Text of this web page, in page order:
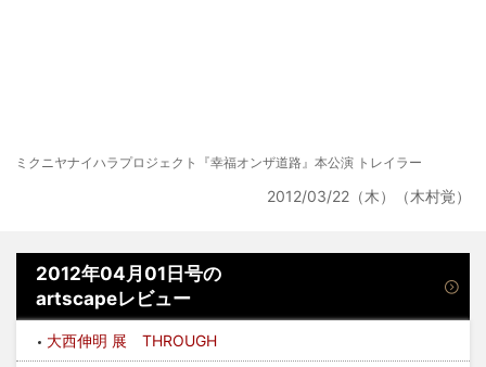
ミクニヤナイハラプロジェクト『幸福オンザ道路』本公演 トレイラー
2012/03/22（木）（木村覚）
2012年04月01日号の
artscapeレビュー
大西伸明 展 THROUGH